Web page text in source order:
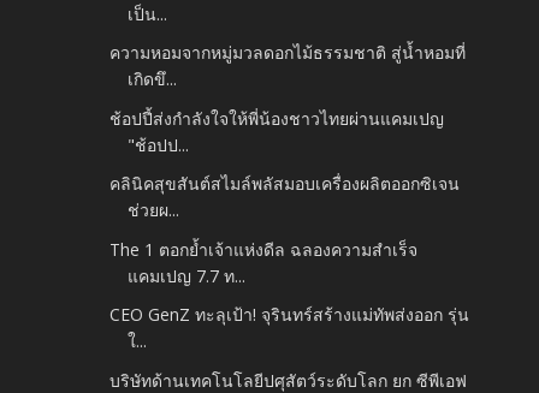
เป็น...
ความหอมจากหมู่มวลดอกไม้ธรรมชาติ สู่น้ำหอมที่
เกิดขึ...
ช้อปปี้ส่งกำลังใจให้พี่น้องชาวไทยผ่านแคมเปญ
"ช้อปป...
คลินิคสุขสันต์สไมล์พลัสมอบเครื่องผลิตออกซิเจน
ช่วยผ...
The 1 ตอกย้ำเจ้าแห่งดีล ฉลองความสำเร็จ
แคมเปญ 7.7 ท...
CEO GenZ ทะลุเป้า! จุรินทร์สร้างแม่ทัพส่งออก รุ่น
ใ...
บริษัทด้านเทคโนโลยีปศุสัตว์ระดับโลก ยก ซีพีเอฟ